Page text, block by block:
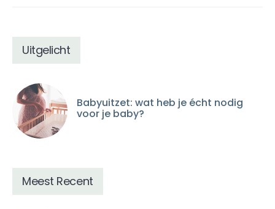
Uitgelicht
Babyuitzet: wat heb je écht nodig
voor je baby?
Meest Recent